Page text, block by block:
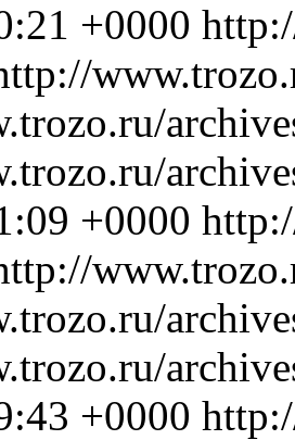
+0000
+0000
+0000